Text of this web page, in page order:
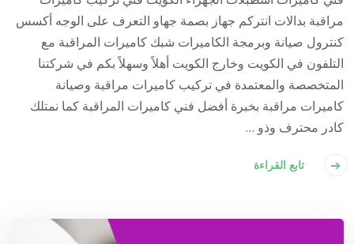
مراقبة بدالات انتركم جهاز بصمة جهاو التعرف على الوجه أكسس
كنترول صيانة وبرمجة الكاميرات شبك كاميرات المراقبة مع
التلفون في الكويت وخارج الكويت أهلاً وسهلاً بكم في شركتنا
المتخصصة والمعتمدة في تركيب كاميرات مراقبة وصيانة
كاميرات مراقبة بخبرة أفضل فني كاميرات المراقبة كما نمتلك
كادر محترف وذو …
تابع القراءة